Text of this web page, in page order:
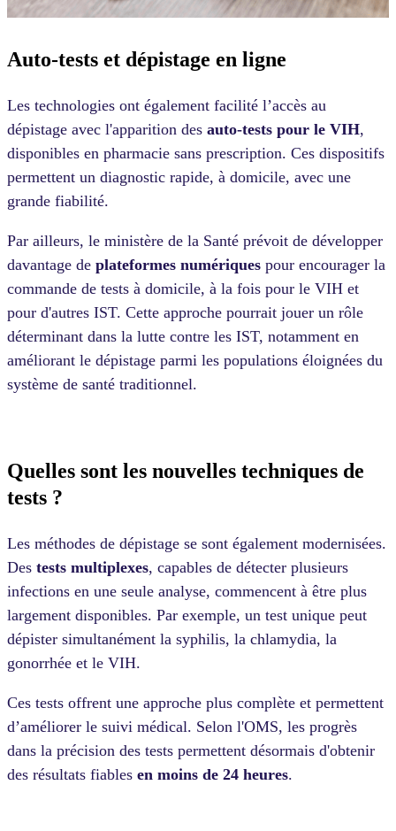
Auto-tests et dépistage en ligne
Les technologies ont également facilité l’accès au
dépistage avec l'apparition des auto-tests pour le VIH,
disponibles en pharmacie sans prescription. Ces dispositifs
permettent un diagnostic rapide, à domicile, avec une
grande fiabilité.
Par ailleurs, le ministère de la Santé prévoit de développer
davantage de plateformes numériques pour encourager la
commande de tests à domicile, à la fois pour le VIH et
pour d'autres IST. Cette approche pourrait jouer un rôle
déterminant dans la lutte contre les IST, notamment en
améliorant le dépistage parmi les populations éloignées du
système de santé traditionnel.
Quelles sont les nouvelles techniques de
tests ?
Les méthodes de dépistage se sont également modernisées.
Des tests multiplexes, capables de détecter plusieurs
infections en une seule analyse, commencent à être plus
largement disponibles. Par exemple, un test unique peut
dépister simultanément la syphilis, la chlamydia, la
gonorrhée et le VIH.
Ces tests offrent une approche plus complète et permettent
d’améliorer le suivi médical. Selon l'OMS, les progrès
dans la précision des tests permettent désormais d'obtenir
des résultats fiables en moins de 24 heures.